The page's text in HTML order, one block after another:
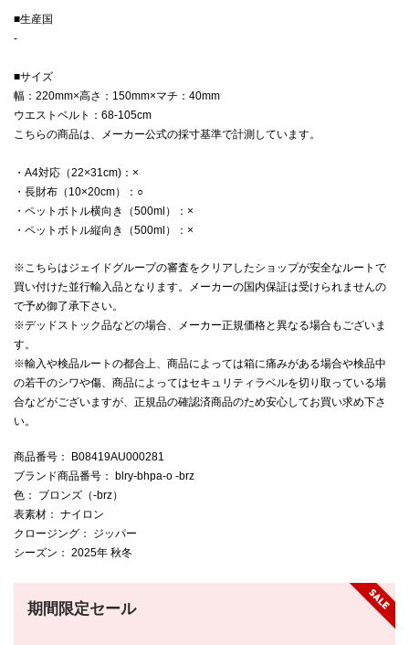
■生産国
-
■サイズ
幅：220mm×高さ：150mm×マチ：40mm
ウエストベルト：68-105cm
こちらの商品は、メーカー公式の採寸基準で計測しています。
・A4対応（22×31cm)：×
・長財布（10×20cm）：○
・ペットボトル横向き（500ml）：×
・ペットボトル縦向き（500ml）：×
※こちらはジェイドグループの審査をクリアしたショップが安全なルートで
買い付けた並行輸入品となります。メーカーの国内保証は受けられませんの
で予め御了承下さい。
※デッドストック品などの場合、メーカー正規価格と異なる場合もございま
す。
※輸入や検品ルートの都合上、商品によっては箱に痛みがある場合や検品中
の若干のシワや傷、商品によってはセキュリティラベルを切り取っている場
合などがございますが、正規品の確認済商品のため安心してお買い求め下さ
い。
商品番号 ： B08419AU000281
ブランド商品番号 ： blry-bhpa-o -brz
色 ： ブロンズ（-brz）
表素材 ： ナイロン
クロージング ： ジッパー
シーズン ： 2025年 秋冬
期間限定セール